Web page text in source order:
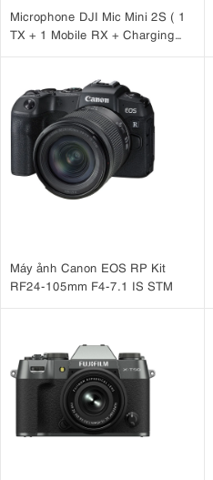
Microphone DJI Mic Mini 2S ( 1
TX + 1 Mobile RX + Charging
Máy ảnh Canon EOS RP Kit
RF24-105mm F4-7.1 IS STM